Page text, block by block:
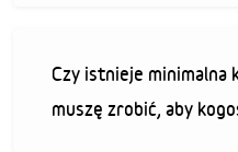
Czy istnieje minimalna
muszę zrobić, aby